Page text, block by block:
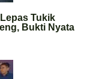
Tukik
Bukti Nyata